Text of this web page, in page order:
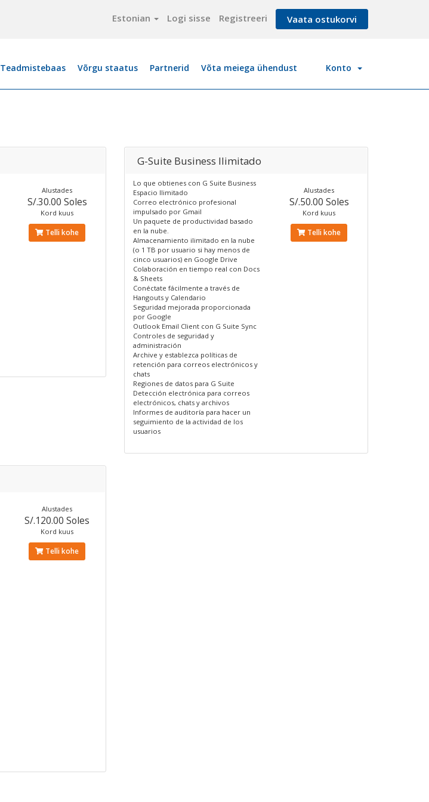
Estonian Logi sisse Registreeri Vaata ostukorvi
Teadmistebaas Võrgu staatus Partnerid Võta meiega ühendust Konto
Alustades
S/.30.00 Soles
Kord kuus
Telli kohe
G-Suite Business Ilimitado
Lo que obtienes con G Suite Business
Espacio Ilimitado
Correo electrónico profesional
impulsado por Gmail
Un paquete de productividad basado
en la nube.
Almacenamiento ilimitado en la nube
(o 1 TB por usuario si hay menos de
cinco usuarios) en Google Drive
Colaboración en tiempo real con Docs
& Sheets
Conéctate fácilmente a través de
Hangouts y Calendario
Seguridad mejorada proporcionada
por Google
Outlook Email Client con G Suite Sync
Controles de seguridad y
administración
Archive y establezca políticas de
retención para correos electrónicos y
chats
Regiones de datos para G Suite
Detección electrónica para correos
electrónicos, chats y archivos
Informes de auditoría para hacer un
seguimiento de la actividad de los
usuarios
Alustades
S/.50.00 Soles
Kord kuus
Telli kohe
Alustades
S/.120.00 Soles
Kord kuus
Telli kohe